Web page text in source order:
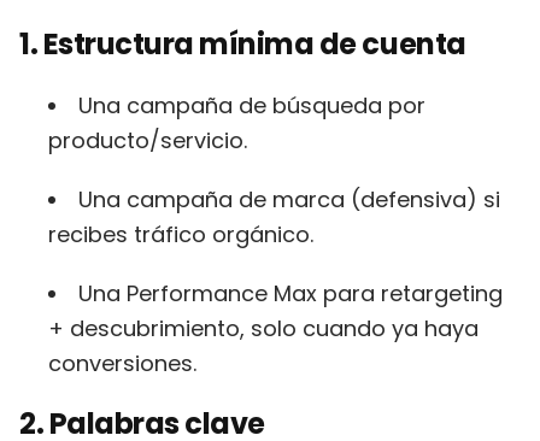
1. Estructura mínima de cuenta
Una campaña de búsqueda por
producto/servicio.
Una campaña de marca (defensiva) si
recibes tráfico orgánico.
Una Performance Max para retargeting
+ descubrimiento, solo cuando ya haya
conversiones.
2. Palabras clave